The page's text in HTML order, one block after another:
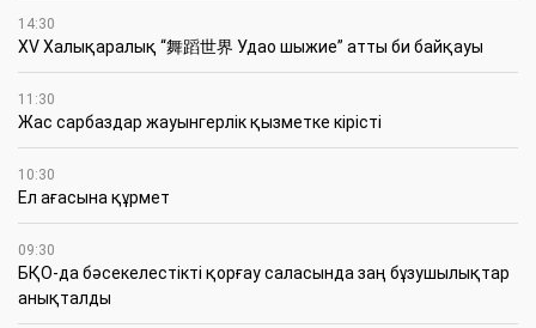
14:30
XV Халықаралық “舞蹈世界 Удао шыжие” атты би байқауы
11:30
Жас сарбаздар жауынгерлік қызметке кірісті
10:30
Ел ағасына құрмет
09:30
БҚО-да бәсекелестікті қорғау саласында заң бұзушылықтар
анықталды